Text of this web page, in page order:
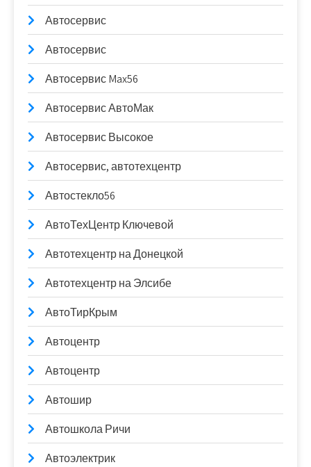
Автосервис
Автосервис
Автосервис Max56
Автосервис АвтоМак
Автосервис Высокое
Автосервис, автотехцентр
Автостекло56
АвтоТехЦентр Ключевой
Автотехцентр на Донецкой
Автотехцентр на Элсибе
АвтоТирКрым
Автоцентр
Автоцентр
Автошир
Автошкола Ричи
Автоэлектрик